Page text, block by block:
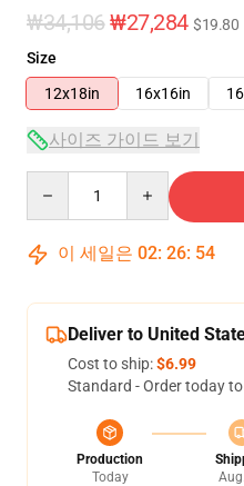
₩34,106₩27,284 $19.80
Size
12x18in
16x16in
사이즈 가이드 보기
이 세일은 02: 26: 54
Deliver to United
Cost to ship:$6.99
Standard - Order today
Production
Today